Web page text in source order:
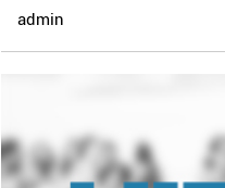
admin